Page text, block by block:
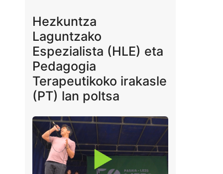
Hezkuntza
Laguntzako
Espezialista (HLE) eta
Pedagogia
Terapeutikoko irakasle
(PT) lan poltsa